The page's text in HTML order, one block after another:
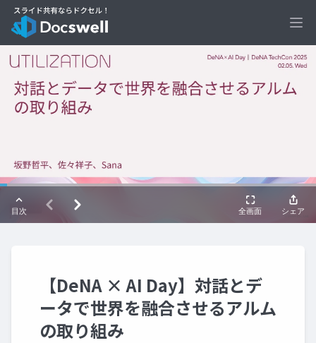
【DeNA × AI Day】対話とデ
ータで世界を融合させるアルム
の取り組み